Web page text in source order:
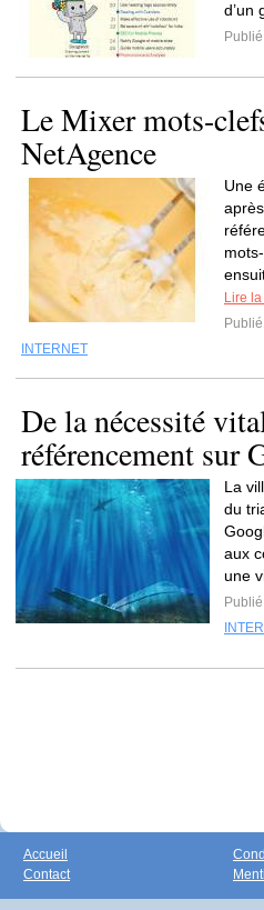
d’un
Le Mixer mots-
NetAgence
Une
Lire
INTERNET
De la nécessité
référencement sur
La
du
aux
une
Accueil
Contact